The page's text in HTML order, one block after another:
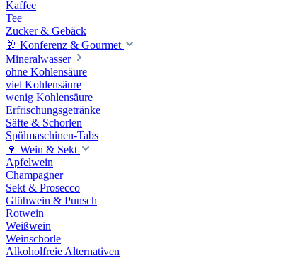
Kaffee
Tee
Zucker & Gebäck
🥂 Konferenz & Gourmet
Mineralwasser
ohne Kohlensäure
viel Kohlensäure
wenig Kohlensäure
Erfrischungsgetränke
Säfte & Schorlen
Spülmaschinen-Tabs
🍷 Wein & Sekt
Apfelwein
Champagner
Sekt & Prosecco
Glühwein & Punsch
Rotwein
Weißwein
Weinschorle
Alkoholfreie Alternativen